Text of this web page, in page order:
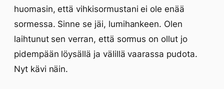
huomasin, että vihkisormustani ei ole enää
sormessa. Sinne se jäi, lumihankeen. Olen
laihtunut sen verran, että sormus on ollut jo
pidempään löysällä ja välillä vaarassa pudota.
Nyt kävi näin.